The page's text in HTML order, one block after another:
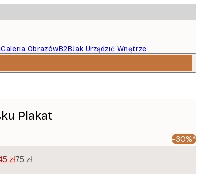
Galeria ObrazówB2BJak Urządzić Wnętrze
Plakat
-30%*
zł75 zł